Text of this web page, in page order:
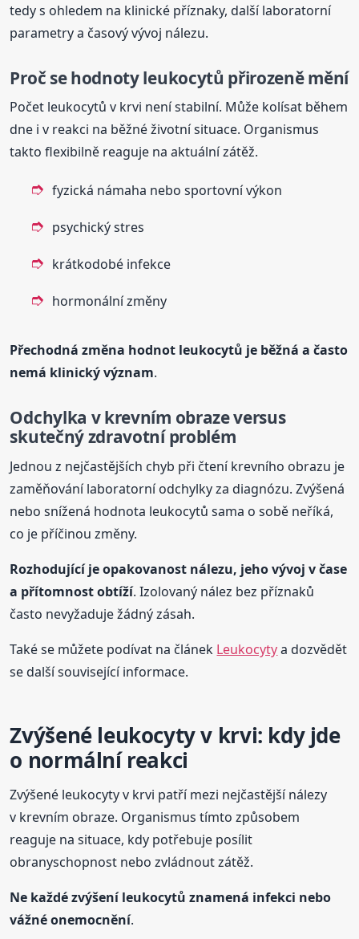
tedy s ohledem na klinické příznaky, další laboratorní
parametry a časový vývoj nálezu.
Proč se hodnoty leukocytů přirozeně mění
Počet leukocytů v krvi není stabilní. Může kolísat během
dne i v reakci na běžné životní situace. Organismus
takto flexibilně reaguje na aktuální zátěž.
fyzická námaha nebo sportovní výkon
psychický stres
krátkodobé infekce
hormonální změny
Přechodná změna hodnot leukocytů je běžná a často
nemá klinický význam.
Odchylka v krevním obraze versus
skutečný zdravotní problém
Jednou z nejčastějších chyb při čtení krevního obrazu je
zaměňování laboratorní odchylky za diagnózu. Zvýšená
nebo snížená hodnota leukocytů sama o sobě neříká,
co je příčinou změny.
Rozhodující je opakovanost nálezu, jeho vývoj v čase
a přítomnost obtíží. Izolovaný nález bez příznaků
často nevyžaduje žádný zásah.
Také se můžete podívat na článek Leukocytya dozvědět
se další související informace.
Zvýšené leukocyty v krvi: kdy jde
o normální reakci
Zvýšené leukocyty v krvi patří mezi nejčastější nálezy
v krevním obraze. Organismus tímto způsobem
reaguje na situace, kdy potřebuje posílit
obranyschopnost nebo zvládnout zátěž.
Ne každé zvýšení leukocytů znamená infekci nebo
vážné onemocnění.